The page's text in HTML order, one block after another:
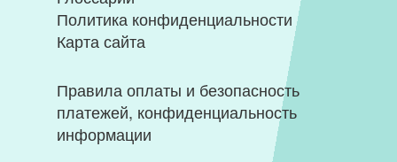
Политика конфиденциальности
Карта сайта
Правила оплаты и безопасность
платежей, конфиденциальность
информации